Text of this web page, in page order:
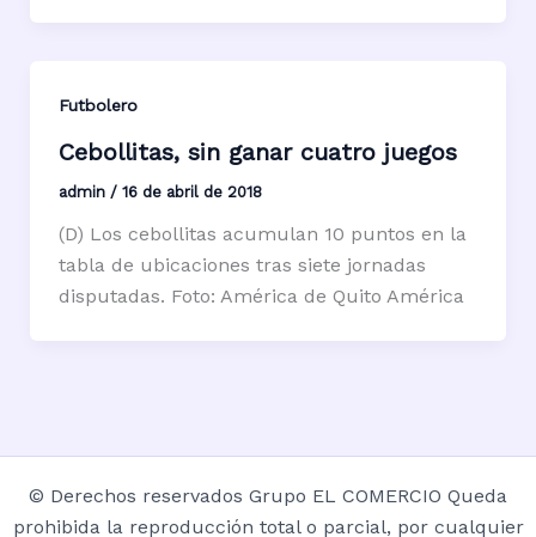
Futbolero
Cebollitas, sin ganar cuatro juegos
admin / 16 de abril de 2018
(D) Los cebollitas acumulan 10 puntos en la
tabla de ubicaciones tras siete jornadas
disputadas. Foto: América de Quito América
© Derechos reservados Grupo EL COMERCIO Queda
prohibida la reproducción total o parcial, por cualquier